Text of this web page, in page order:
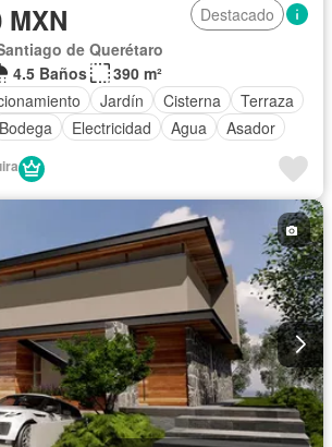
MXN
Destacado
de Querétaro
4.5 Baños
390 m²
Jardín Cisterna
Terraza
Bodega Electricidad Agua
Asador